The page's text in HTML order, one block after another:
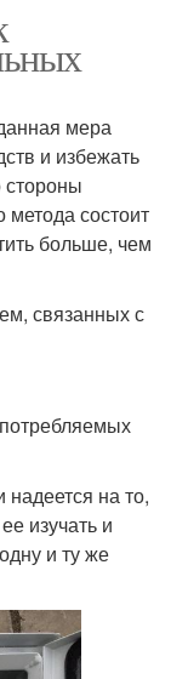
мера
и избежать
состоит
больше, чем
связанных с
надеется на то,
изучать и
и ту же